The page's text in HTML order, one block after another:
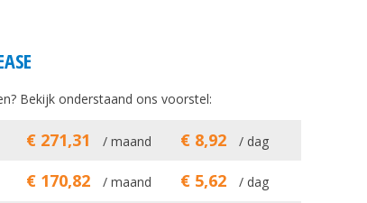
Bekijk onderstaand ons voorstel:
€ 271,31 / maand € 8,92 / dag
€ 170,82 / maand € 5,62 / dag